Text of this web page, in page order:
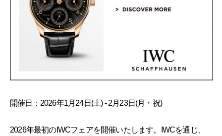
開催日：2026年1月24日(土) - 2月23日(月・祝)
2026年最初のIWCフェアを開催いたします。IWCを通じ、